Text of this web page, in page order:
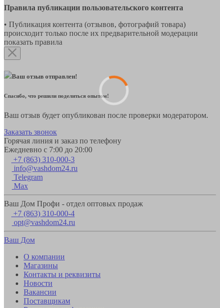
Правила публикации пользовательского контента
• Публикация контента (отзывов, фотографий товара)
происходит только после их предварительной модерации
показать правила
Ваш отзыв отправлен!
Спасибо, что решили поделиться опытом!
Ваш отзыв будет опубликован после проверки модератором.
Заказать звонок
Горячая линия и заказ по телефону
Ежедневно с 7:00 до 20:00
+7 (863) 310-000-3
info@vashdom24.ru
Telegram
Max
Ваш Дом Профи - отдел оптовых продаж
+7 (863) 310-000-4
opt@vashdom24.ru
Ваш Дом
О компании
Магазины
Контакты и реквизиты
Новости
Вакансии
Поставщикам